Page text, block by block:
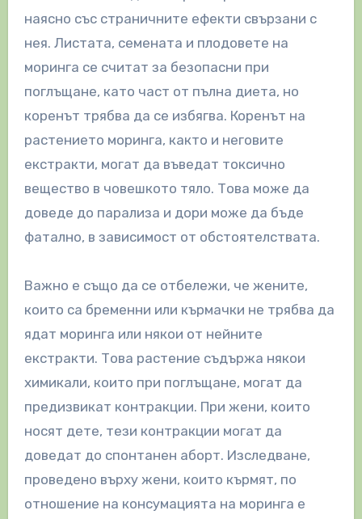
наясно със страничните ефекти свързани с
нея. Листата, семената и плодовете на
моринга се считат за безопасни при
поглъщане, като част от пълна диета, но
коренът трябва да се избягва. Коренът на
растението моринга, както и неговите
екстракти, могат да въведат токсично
вещество в човешкото тяло. Това може да
доведе до парализа и дори може да бъде
фатално, в зависимост от обстоятелствата.
Важно е също да се отбележи, че жените,
които са бременни или кърмачки не трябва да
ядат моринга или някои от нейните
екстракти. Това растение съдържа някои
химикали, които при поглъщане, могат да
предизвикат контракции. При жени, които
носят дете, тези контракции могат да
доведат до спонтанен аборт. Изследване,
проведено върху жени, които кърмят, по
отношение на консумацията на моринга е